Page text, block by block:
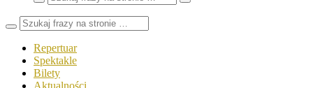
Wyszukaj
frazy
Zamknij
Repertuar
Spektakle
Bilety
Aktualności